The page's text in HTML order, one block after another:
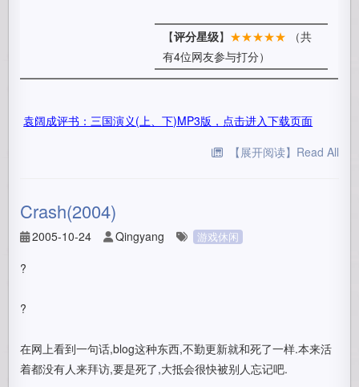
【评分星级】 ★★★★★
（共
有4位网友参与打分）
袁阔成评书：三国演义(上、下)MP3版，点击进入下载页面
【展开阅读】Read All
Crash(2004)
2005-10-24 Qingyang 游戏休闲
?
?
在网上看到一句话,blog这种东西,不勤更新就和死了一样.本来活
着都没有人来拜访,要是死了,大抵会很快被别人忘记吧.